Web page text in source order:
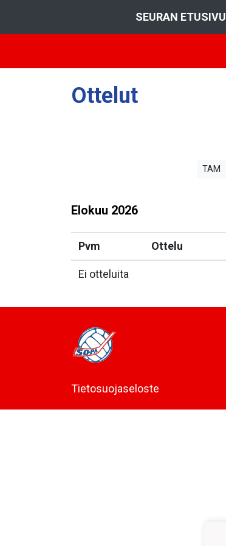
SEURAN ETUSIVU
Ottelut
TAM
Elokuu 2026
Pvm Ottelu
Ei otteluita
Tietosuojaseloste